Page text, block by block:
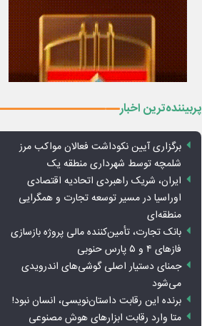
پربیننده‌ترین اخبار
برگزاری آیین نکوداشت فعالان مواکب مرز
شلمچه توسط شهرداری منطقه یک
ایران، شریک راهبردی اتحادیه اقتصادی
اوراسیا در مسیر توسعه تجارت و همگرایی
منطقه‌ای
بانک تجارت، تأمین‌کننده مالی پروژه بازسازی
فازهای ۴ و ۵ پارس حنوبی
جمنای دستیار اصلی گوشی‌های اندرویدی
می‌شود
برنده این رقابت داستان‌نویسی، انسان نبود!
متا وارد رقابت ابزارهای هوش مصنوعی